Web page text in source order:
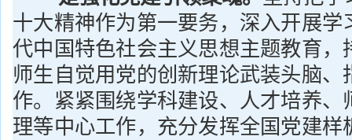
十大精神作为第一要务，深入开展学
代中国特色社会主义思想主题教育，
师生自觉用党的创新理论武装头脑、
作。紧紧围绕学科建设、人才培养、
理等中心工作，充分发挥全国党建样